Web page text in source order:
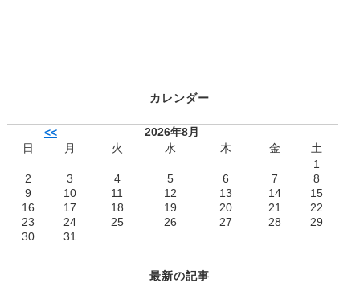
カレンダー
<<
2026年8月
日
月 火 水 木 金
土
1
2
3 4 5 6 7
8
9
10 11 12 13 14
15
16
17 18 19 20 21
22
23
24 25 26 27 28
29
30
31
最新の記事